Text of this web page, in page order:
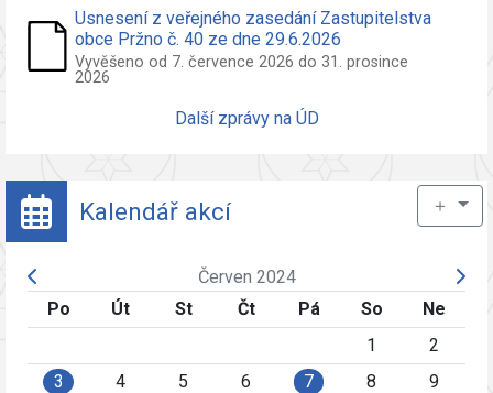
nezávislého kandidáta a sdružení nezáv.
kandidátů
Usnesení z veřejného zasedání Zastupitelstva
obce Pržno č. 40 ze dne 29.6.2026
Vyvěšeno od 7. července 2026 do 31. prosince
2026
Další zprávy na ÚD
Kalendář akcí ＋
Červen 2024
Po
Út St Čt Pá So
Ne
1
2
3
4 5 6 7 8
9